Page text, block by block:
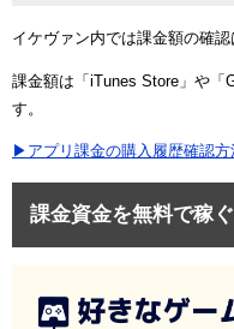
イケヴァン内では課金額の確認
課金額は「iTunes Store」や「
す。
▶アプリ課金の購入履歴確認方
課金資金を無料で稼